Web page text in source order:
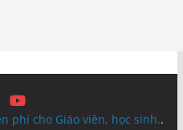
phí cho Giáo viên, học sinh..